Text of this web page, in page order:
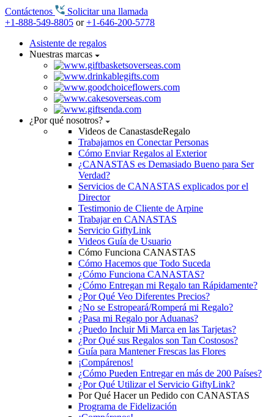
Contáctenos
Solicitar una llamada
+1-888-549-8805 or+1-646-200-5778
Asistente de regalos
Nuestras marcas
¿Por qué nosotros?
Videos de CanastasdeRegalo
Trabajamos en Conectar Personas
Cómo Enviar Regalos al Exterior
¿CANASTAS es Demasiado Bueno para Ser
Verdad?
Servicios de CANASTAS explicados por el
Director
Testimonio de Cliente de Arpine
Trabajar en CANASTAS
Servicio GiftyLink
Videos Guía de Usuario
Cómo Funciona CANASTAS
Cómo Hacemos que Todo Suceda
¿Cómo Funciona CANASTAS?
¿Cómo Entregan mi Regalo tan Rápidamente?
¿Por Qué Veo Diferentes Precios?
¿No se Estropeará/Romperá mi Regalo?
¿Pasa mi Regalo por Aduanas?
¿Puedo Incluir Mi Marca en las Tarjetas?
¿Por Qué sus Regalos son Tan Costosos?
Guía para Mantener Frescas las Flores
¡Compárenos!
¿Cómo Pueden Entregar en más de 200 Países?
¿Por Qué Utilizar el Servicio GiftyLink?
Por Qué Hacer un Pedido con CANASTAS
Programa de Fidelización